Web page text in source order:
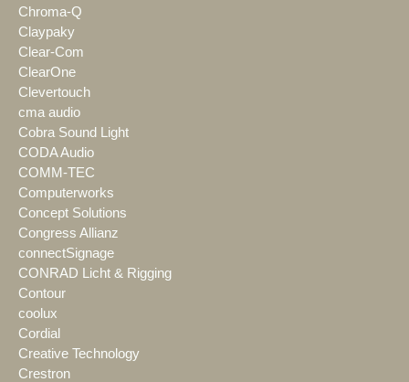
Chroma-Q
Claypaky
Clear-Com
ClearOne
Clevertouch
cma audio
Cobra Sound Light
CODA Audio
COMM-TEC
Computerworks
Concept Solutions
Congress Allianz
connectSignage
CONRAD Licht & Rigging
Contour
coolux
Cordial
Creative Technology
Crestron